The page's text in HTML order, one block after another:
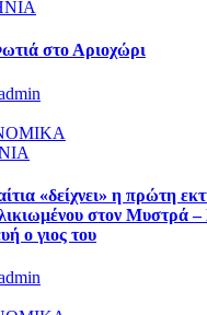
στο Αριοχώρι
«δείχνει» η πρώτη
στον Μυστρά –
ο γιος του